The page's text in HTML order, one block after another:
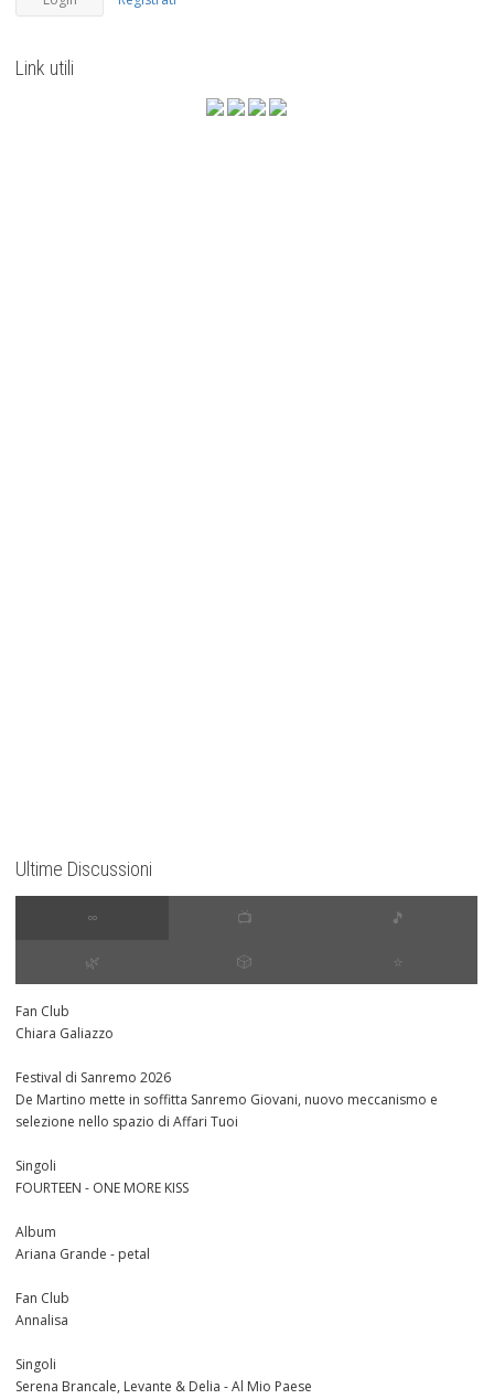
Link utili
Ultime Discussioni
∞ 📺 🎵
🌿 🎲 ⭐️
Fan Club
Chiara Galiazzo
Festival di Sanremo 2026
De Martino mette in soffitta Sanremo Giovani, nuovo meccanismo e
selezione nello spazio di Affari Tuoi
Singoli
FOURTEEN - ONE MORE KISS
Album
Ariana Grande - petal
Fan Club
Annalisa
Singoli
Serena Brancale, Levante & Delia - Al Mio Paese